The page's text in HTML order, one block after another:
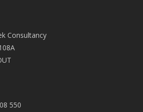
Consultancy
550